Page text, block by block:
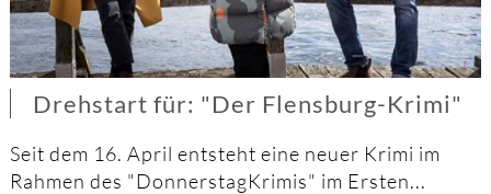
Drehstart für: "Der Flensburg-Krimi"
Seit dem 16. April entsteht eine neuer Krimi im
Rahmen des "DonnerstagKrimis" im Ersten...